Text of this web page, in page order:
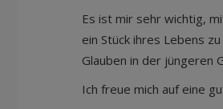
Es ist mir sehr wichtig,
ein Stück ihres Lebens
Glauben in der jüngeren
Ich freue mich auf eine